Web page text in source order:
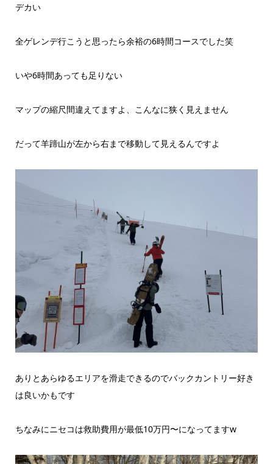
デカい
全ゲレンデ行こうと思ったら余裕の6時間コースでした笑
いや6時間あっても足りない
マップの縮尺間違えてますよ、こんなに狭く見えません
だって羊蹄山が左から右まで移動して見えるんですよ
ありとあらゆるエリアを滑走できるのでバックカントリー好き
は良いかもです
ちなみにニセコは救助費用が最低10万円〜になってますw